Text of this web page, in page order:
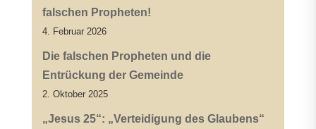
falschen Propheten!
4. Februar 2026
Die falschen Propheten und die
Entrückung der Gemeinde
2. Oktober 2025
„Jesus 25“: „Verteidigung des Glaubens“